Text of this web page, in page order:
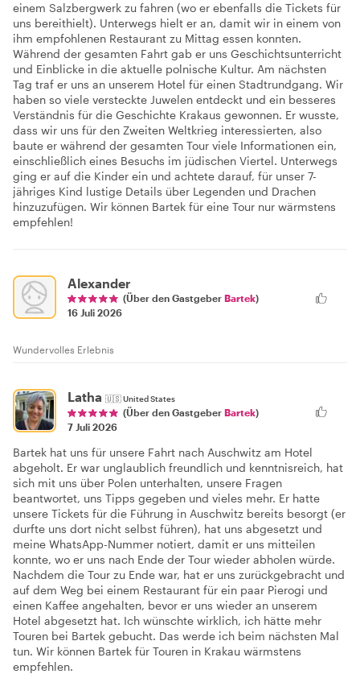
einem Salzbergwerk zu fahren (wo er ebenfalls die Tickets für
uns bereithielt). Unterwegs hielt er an, damit wir in einem von
ihm empfohlenen Restaurant zu Mittag essen konnten.
Während der gesamten Fahrt gab er uns Geschichtsunterricht
und Einblicke in die aktuelle polnische Kultur. Am nächsten
Tag traf er uns an unserem Hotel für einen Stadtrundgang. Wir
haben so viele versteckte Juwelen entdeckt und ein besseres
Verständnis für die Geschichte Krakaus gewonnen. Er wusste,
dass wir uns für den Zweiten Weltkrieg interessierten, also
baute er während der gesamten Tour viele Informationen ein,
einschließlich eines Besuchs im jüdischen Viertel. Unterwegs
ging er auf die Kinder ein und achtete darauf, für unser 7-
jähriges Kind lustige Details über Legenden und Drachen
hinzuzufügen. Wir können Bartek für eine Tour nur wärmstens
empfehlen!
Alexander
(Über den Gastgeber Bartek)
16 Juli 2026
Wundervolles Erlebnis
Latha 🇺🇸United States
(Über den Gastgeber Bartek)
7 Juli 2026
Bartek hat uns für unsere Fahrt nach Auschwitz am Hotel
abgeholt. Er war unglaublich freundlich und kenntnisreich, hat
sich mit uns über Polen unterhalten, unsere Fragen
beantwortet, uns Tipps gegeben und vieles mehr. Er hatte
unsere Tickets für die Führung in Auschwitz bereits besorgt (er
durfte uns dort nicht selbst führen), hat uns abgesetzt und
meine WhatsApp-Nummer notiert, damit er uns mitteilen
konnte, wo er uns nach Ende der Tour wieder abholen würde.
Nachdem die Tour zu Ende war, hat er uns zurückgebracht und
auf dem Weg bei einem Restaurant für ein paar Pierogi und
einen Kaffee angehalten, bevor er uns wieder an unserem
Hotel abgesetzt hat. Ich wünschte wirklich, ich hätte mehr
Touren bei Bartek gebucht. Das werde ich beim nächsten Mal
tun. Wir können Bartek für Touren in Krakau wärmstens
empfehlen.